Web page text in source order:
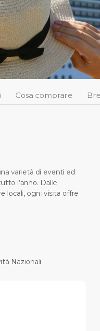
Cosa comprare
varietà di eventi ed
l’anno. Dalle
locali, ogni visita offre
Nazionali